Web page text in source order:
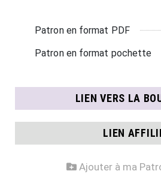
Patron en format PDF
Patron en format pochette
LIEN VERS LA
LIEN
Ajouter à ma